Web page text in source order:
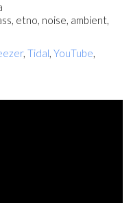
etno, noise, ambient,
, Tidal, YouTube,